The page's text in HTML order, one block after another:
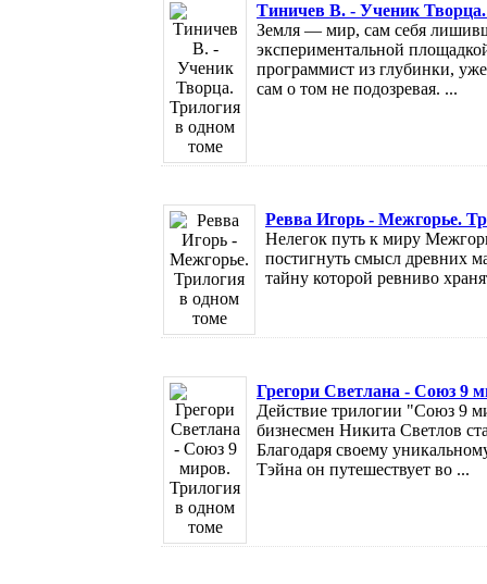
Тиничев В. - Ученик
Земля — мир, сам себя
экспериментальной
программист из глубинки,
сам о том не подозревая. ...
Ревва Игорь - Межгорье.
Нелегок путь к миру
постигнуть смысл древних
тайну которой ревниво
Грегори Светлана - Союз 9
Действие трилогии "Союз 9
бизнесмен Никита Светлов
Благодаря своему
Тэйна он путешествует во ...